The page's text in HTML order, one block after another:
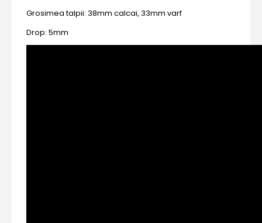
Grosimea talpii: 38mm calcai, 33mm varf
Drop: 5mm